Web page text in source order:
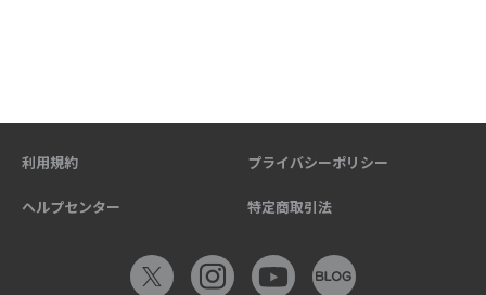
利用規約 プライバシーポリシー
ヘルプセンター 特定商取引法